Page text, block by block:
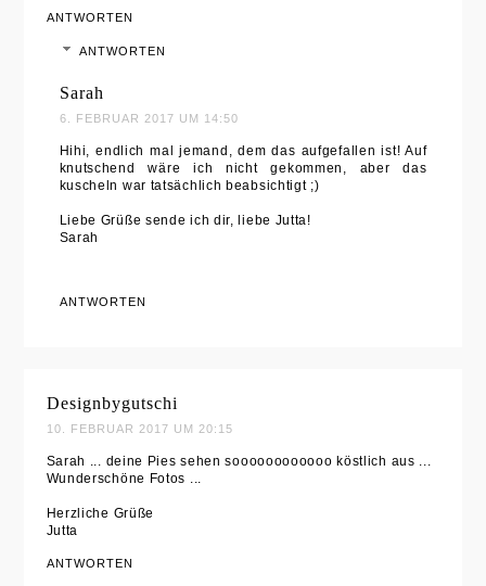
ANTWORTEN
ANTWORTEN
Sarah
6. FEBRUAR 2017 UM 14:50
Hihi, endlich mal jemand, dem das aufgefallen ist! Auf
knutschend wäre ich nicht gekommen, aber das
kuscheln war tatsächlich beabsichtigt ;)
Liebe Grüße sende ich dir, liebe Jutta!
Sarah
ANTWORTEN
Designbygutschi
10. FEBRUAR 2017 UM 20:15
Sarah ... deine Pies sehen soooooooooooo köstlich aus ...
Wunderschöne Fotos ...
Herzliche Grüße
Jutta
ANTWORTEN